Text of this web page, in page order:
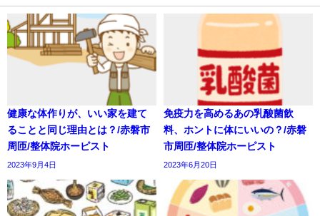
健康な体作りが、いい家を建て
ることと同じ理由とは？/赤磐市
周匝/整体院ホーピスト
2023年9月4日
免疫力を高めるあの乳酸菌飲
料、ホントに体にいいの？/赤磐
市周匝/整体院ホーピスト
2023年6月20日